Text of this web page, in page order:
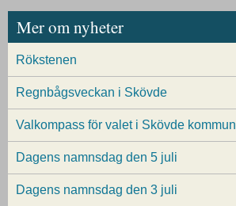
Mer om nyheter
Rökstenen
Regnbågsveckan i Skövde
Valkompass för valet i Skövde kommun
Dagens namnsdag den 5 juli
Dagens namnsdag den 3 juli